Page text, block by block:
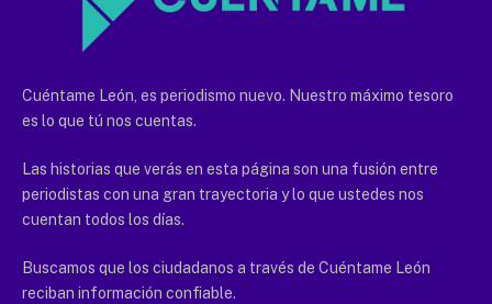
Cuéntame León, es periodismo nuevo. Nuestro máximo tesoro
es lo que tú nos cuentas.
Las historias que verás en esta página son una fusión entre
periodistas con una gran trayectoria y lo que ustedes nos
cuentan todos los días.
Buscamos que los ciudadanos a través de Cuéntame León
reciban información confiable.